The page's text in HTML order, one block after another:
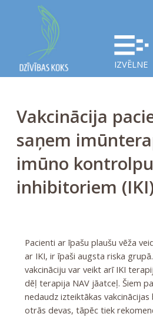
IZVĒLNE
Vakcinācija
saņem
imūno
inhibitoriem
Pacienti ar īpašu plaušu vēža
ar IKI, ir īpaši augsta riska
vakcināciju var veikt arī IKI
dēļ terapija NAV jāatceļ. Šiem
nedaudz izteiktākas vakcinācijas
otrās devas, tāpēc tiek